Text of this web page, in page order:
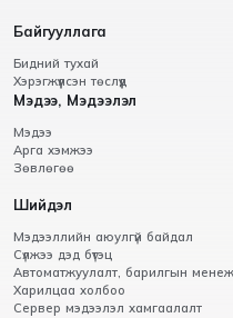
Байгууллага
Бидний тухай
Хэрэгжүүлсэн төслүүд
Мэдээ, Мэдээлэл
Мэдээ
Арга хэмжээ
Зөвлөгөө
Шийдэл
Мэдээллийн аюулгүй байдал
Сүлжээ дэд бүтэц
Автоматжуулалт, барилгын
Харилцаа холбоо
Сервер мэдээлэл хамгаалалт